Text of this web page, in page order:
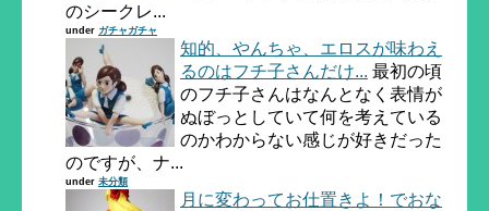
のシークレ...
under ガチャガチャ
知的、やんちゃ、エロスが味わえ
るのはフチ子さんだけ... 最初の頃
のフチ子さんはなんとなく表情が
ぬぼっとしていて何を考えている
のかわからない感じが好きだった
のですが、ナ...
under 未分類
月に変わってお仕置きよ！でおな